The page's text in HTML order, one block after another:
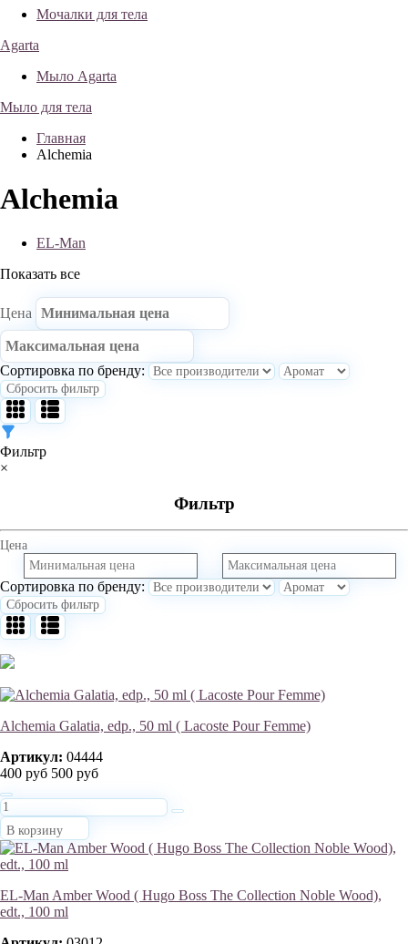
Мочалки для тела
Agarta
Мыло Agarta
Мыло для тела
Главная
Alchemia
Alchemia
EL-Man
Показать все
Цена
Сортировка по бренду:
Сбросить фильтр
Фильтр
×
Фильтр
Цена
Сортировка по бренду:
Сбросить фильтр
Alchemia Galatia, edp., 50 ml ( Lacoste Pour Femme)
Артикул: 04444
400 руб 500 руб
В корзину
EL-Man Amber Wood ( Hugo Boss The Collection Noble Wood),
edt., 100 ml